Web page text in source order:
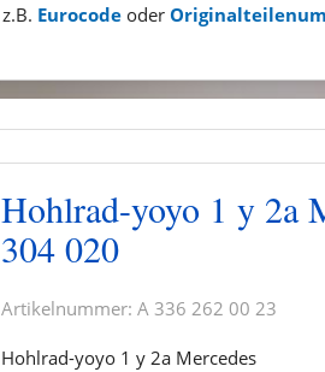
z.B. Eurocode oder
Hohlrad-yoyo 1 y 2a
304 020
Artikelnummer: A 336 262 00 23
Hohlrad-yoyo 1 y 2a Mercedes